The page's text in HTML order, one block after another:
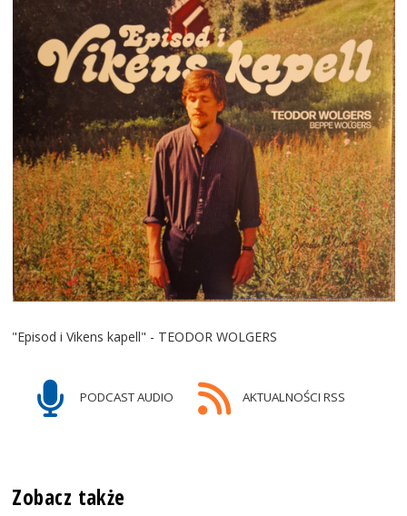
"Episod i Vikens kapell" - TEODOR WOLGERS
PODCAST AUDIO AKTUALNOŚCI RSS
Zobacz także